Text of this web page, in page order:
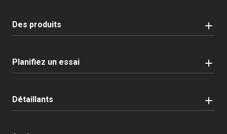
Des produits
Planifiez un essai
Détaillants